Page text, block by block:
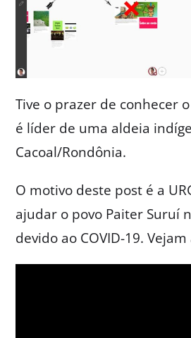
Tive o prazer de conhecer
é líder de uma aldeia
Cacoal/Rondônia.
O motivo deste post é a
ajudar o povo Paiter Suruí
devido ao COVID-19.